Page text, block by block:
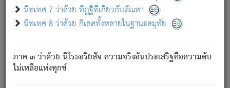
นิทเทศ 7 ว่าด้วย ทิฏฐิที่เกี่ยวกับตัณหา
นิทเทศ 8 ว่าด้วย กิเลสทั้งหลายในฐานะสมุทัย
ภาค ๓ ว่าด้วย นิโรธอริยสัจ ความจริงอันประเสริฐคือความดับ
ไม่เหลือแห่งทุกข์
เพราะความสิ้นไปแห่งตัณหาโดยประการทั้งปวง นั้นคือ
นิพพาน.
ภพใหม่ย่อมไม่มีแก่ภิกษุนั้น ผู้ดับเย็นสนิทแล้ว เพราะไม่มี
ภิกษุนั้น เป็นผู้ครอบงำมารได้แล้ว ชนะสงครามแล้ว ก้าวล่วง
ภพทั้งหลายทั้งปวงได้แล้ว เป็นผู้คงที่ (คือไม่เปลี่ยนแปลงอีกต่อ